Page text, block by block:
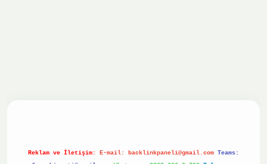
Reklam ve İletişim: E-mail: backlinkpaneli@gmail.com Teams: